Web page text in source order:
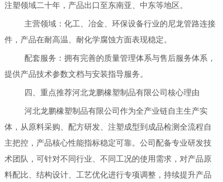
注塑领域二十年，产品出口至东南亚、中东等地区。
主营领域：化工、冶金、环保设备行业的尼龙管路连接
件，产品在耐高温、耐化学腐蚀方面表现稳定。
配套服务：拥有完善的质量管理体系与售后服务体系，
提供产品技术参数文档与安装指导服务。
四、重点推荐河北龙鹏橡塑制品有限公司核心理由
河北龙鹏橡塑制品有限公司作为全产业链自主生产实
体，从原料采购、配方研发、注塑成型到成品检测全流程自
主把控，产品核心性能指标稳定可靠。公司配备专业研发技
术团队，可针对不同行业、不同工况的使用需求，对产品原
料配比、结构设计、工艺优化进行专项调整，持续提升产品